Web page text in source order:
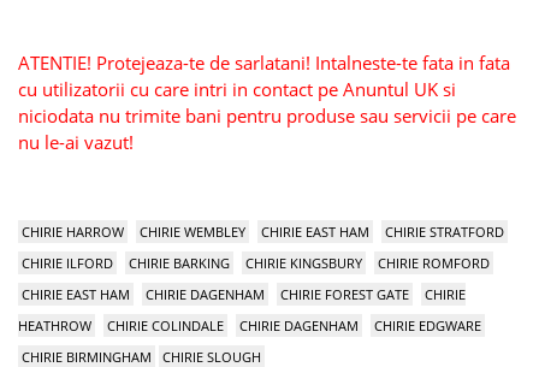
ATENTIE! Protejeaza-te de sarlatani! Intalneste-te fata in fata
cu utilizatorii cu care intri in contact pe Anuntul UK si
niciodata nu trimite bani pentru produse sau servicii pe care
nu le-ai vazut!
CHIRIE HARROW CHIRIE WEMBLEY CHIRIE EAST HAM
CHIRIE STRATFORD
CHIRIE ILFORD
CHIRIE BARKING CHIRIE KINGSBURY
CHIRIE ROMFORD
CHIRIE EAST HAM
CHIRIE DAGENHAM CHIRIE FOREST GATE
CHIRIE
HEATHROW
CHIRIE COLINDALE CHIRIE DAGENHAM
CHIRIE EDGWARE
CHIRIE BIRMINGHAM
CHIRIE SLOUGH